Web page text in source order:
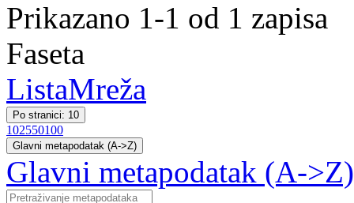
Prikazano 1-1 od 1 zapisa
Faseta
ListaMreža
Po stranici: 10
102550100
Glavni metapodatak (A->Z)
Glavni metapodatak (A->Z)